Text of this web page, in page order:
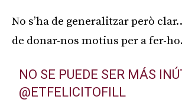
No s’ha de generalitzar però
de donar-nos motius per a fer-
NO SE PUEDE SER MÁS
@ETFELICITOFILL